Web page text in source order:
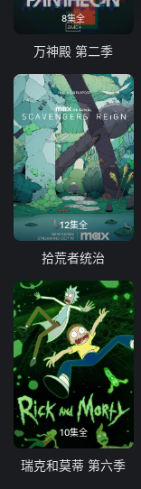
8集全
万神殿 第二季
12集全
拾荒者统治
10集全
瑞克和莫蒂 第六季